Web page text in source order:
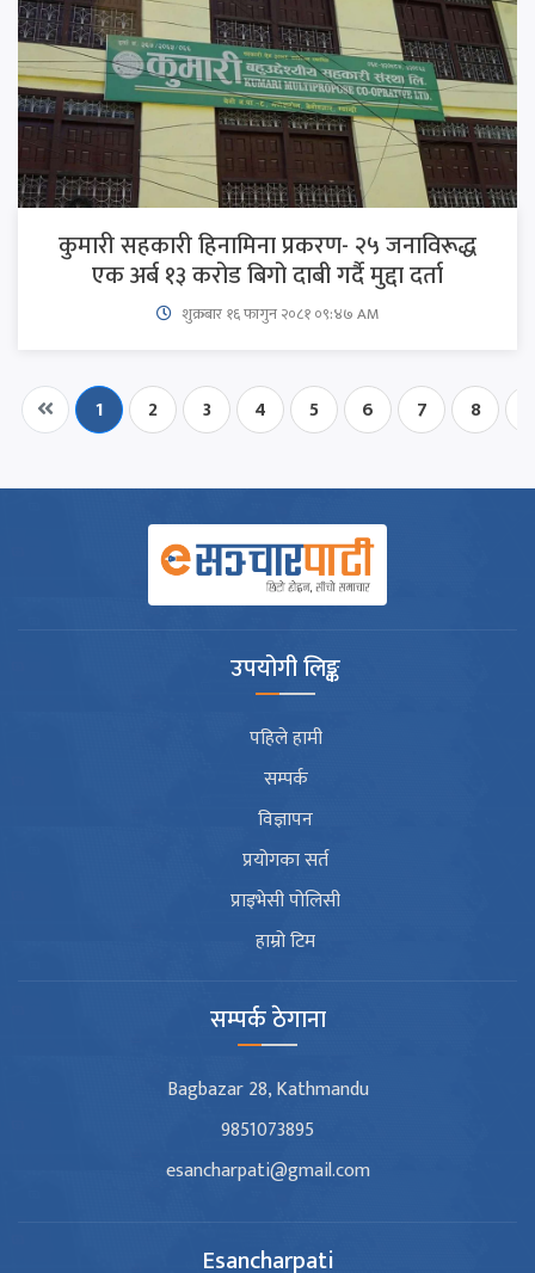
कुमारी सहकारी हिनामिना प्रकरण- २५ जनाविरूद्ध
एक अर्ब १३ करोड बिगो दाबी गर्दै मुद्दा दर्ता
शुक्रबार​ १६ फागुन २०८१ ०९:४७ AM
1 2 3 4 5 6 7 8
उपयोगी लिङ्क
पहिले हामी
सम्पर्क
विज्ञापन
प्रयोगका सर्त
प्राइभेसी पोलिसी
हाम्रो टिम
सम्पर्क ठेगाना
Bagbazar 28, Kathmandu
9851073895
esancharpati@gmail.com
Esancharpati